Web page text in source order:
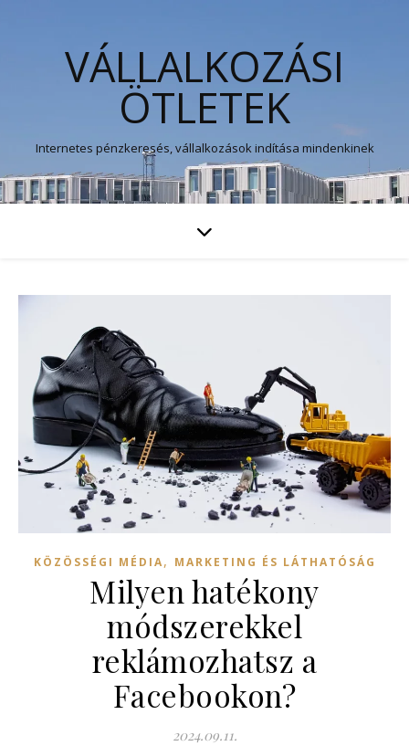
VÁLLALKOZÁSI
ÖTLETEK
Internetes pénzkeresés, vállalkozások indítása mindenkinek
KÖZÖSSÉGI MÉDIA, MARKETING ÉS LÁTHATÓSÁG
Milyen hatékony
módszerekkel
reklámozhatsz a
Facebookon?
2024.09.11.